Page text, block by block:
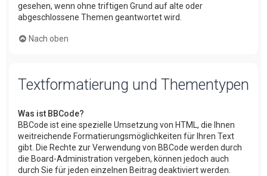
gesehen, wenn ohne triftigen Grund auf alte oder
abgeschlossene Themen geantwortet wird.
Nach oben
Textformatierung und Thementypen
Was ist BBCode?
BBCode ist eine spezielle Umsetzung von HTML, die Ihnen
weitreichende Formatierungsmöglichkeiten für Ihren Text
gibt. Die Rechte zur Verwendung von BBCode werden durch
die Board-Administration vergeben, können jedoch auch
durch Sie für jeden einzelnen Beitrag deaktiviert werden.